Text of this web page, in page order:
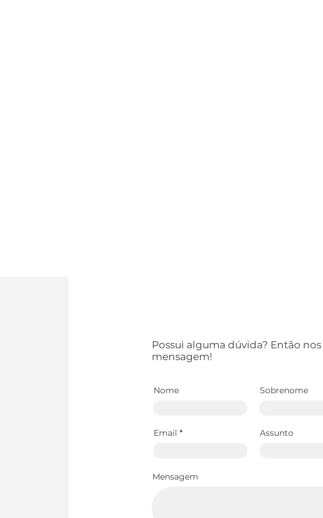
Possui alguma dúvida? Então
mensagem!
Nome Sobrenome
Email Assunto
Mensagem